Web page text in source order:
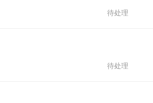
待处理
待处理